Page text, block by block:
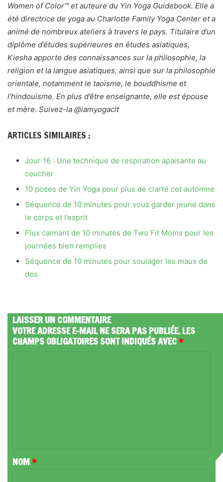
Women of Color™ et auteure du Yin Yoga Guidebook. Elle a
été directrice de yoga au Charlotte Family Yoga Center et a
animé de nombreux ateliers à travers le pays. Titulaire d’un
diplôme d’études supérieures en études asiatiques,
Kiesha apporte des connaissances sur la philosophie, la
religion et la langue asiatiques, ainsi que sur la philosophie
orientale, notamment le taoïsme, le bouddhisme et
l’hindouisme. En plus d’être enseignante, elle est épouse
et mère. Suivez-la @iamyogaclt
ARTICLES SIMILAIRES :
Jour 16 : Une technique de respiration apaisante au
coucher
10 poses de Yin Yoga pour plus de clarté cet automne
Séquence de 10 minutes pour vous garder jeune dans
le corps et l’esprit
Flux calmant de 10 minutes de Two Fit Moms pour les
journées bien remplies
Séquence de 10 minutes pour soulager les maux de
dos
LAISSER UN COMMENTAIRE
VOTRE ADRESSE E-MAIL NE SERA PAS PUBLIÉE.LES
CHAMPS OBLIGATOIRES SONT INDIQUÉS AVEC*
A
NOM*